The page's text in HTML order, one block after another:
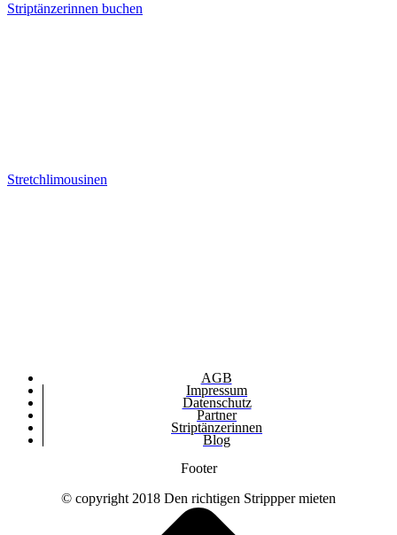
Striptänzerinnen buchen
Stretchlimousinen
AGB
Impressum
Datenschutz
Partner
Striptänzerinnen
Blog
Footer
© copyright 2018 Den richtigen Strippper mieten